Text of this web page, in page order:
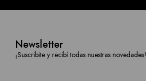
Newsletter
¡Suscribite y recibí todas nuestras novedades!